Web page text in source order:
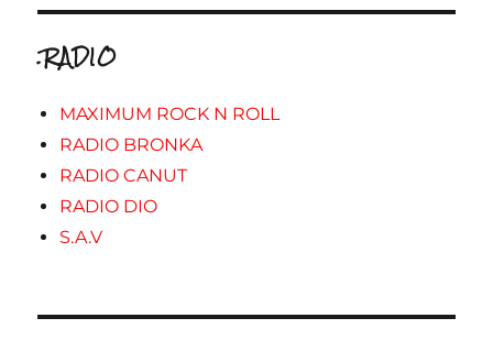
.RADIO
MAXIMUM ROCK N ROLL
RADIO BRONKA
RADIO CANUT
RADIO DIO
S.A.V